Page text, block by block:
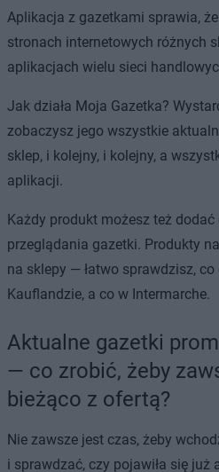
Aplikacja z gazetkami sprawia,
stronach internetowych różnych
aplikacjach wielu sieci
Jak działa Moja Gazetka?
zobaczysz jego wszystkie
sklep, i kolejny, i kolejny, a
aplikacji.
Każdy produkt możesz też
przeglądania gazetki. Produkty
na sklepy — łatwo sprawdzisz,
Kauflandzie, a co w Intermarche.
Aktualne gazetki
— co zrobić, żeby
bieżąco z ofertą?
Nie zawsze jest czas, żeby
i sprawdzać, czy pojawiła się